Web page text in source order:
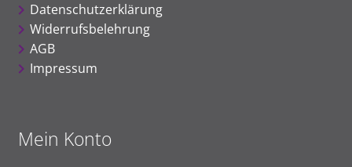
Datenschutzerklärung
Widerrufsbelehrung
AGB
Impressum
Mein Konto